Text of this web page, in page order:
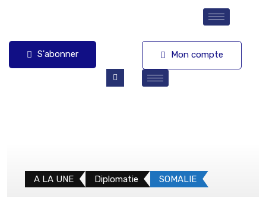
S'abonner Mon compte
A LA UNE Diplomatie SOMALIE